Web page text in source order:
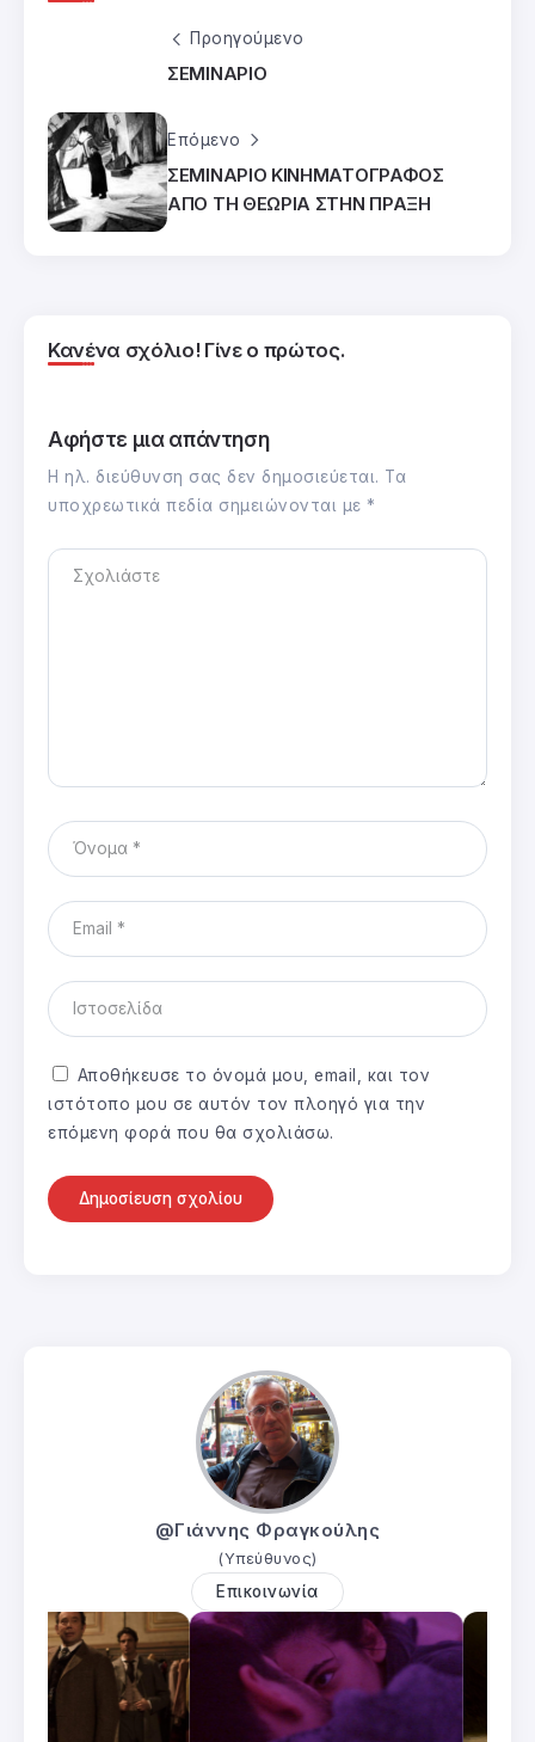
Προηγούμενο
ΣΕΜΙΝΑΡΙΟ
Επόμενο
ΣΕΜΙΝΑΡΙΟ ΚΙΝΗΜΑΤΟΓΡΑΦΟΣ
ΑΠΟ ΤΗ ΘΕΩΡΙΑ ΣΤΗΝ ΠΡΑΞΗ
Κανένα σχόλιο! Γίνε ο πρώτος.
Αφήστε μια απάντηση
Η ηλ. διεύθυνση σας δεν δημοσιεύεται. Τα
υποχρεωτικά πεδία σημειώνονται με *
Αποθήκευσε το όνομά μου, email, και τον
ιστότοπο μου σε αυτόν τον πλοηγό για την
επόμενη φορά που θα σχολιάσω.
@Γιάννης Φραγκούλης
(Υπεύθυνος)
Επικοινωνία